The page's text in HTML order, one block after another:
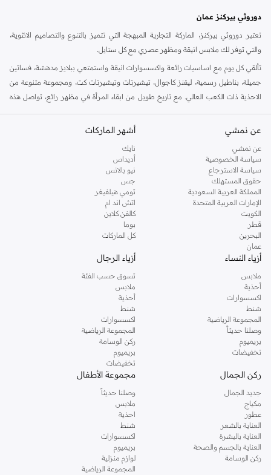
دوروثي بيركنز عمان
تعتبر دوروثي بيركنز، الماركة التجارية المبهجة التي تتميز بالتنوع والتصاميم الانثوية،
والتي توفر لك ملابس انيقة ومظهر عصري مع كل ستايل.
تألقي كل يوم مع اساسيات رائعة واكسسوارات انيقة واستمتعي ببلايز مدهشة، فساتين
جميلة، بناطيل رسمية، ليقنز كاجوال، تيشيرتات وتيشيرتات كت، ومجموعة متنوعة من
الاحذية ذات الكعب العالي. مع تاريخ طويل من ابقاء المرأة في مظهر رائع، تواصل هذه
كنت تقومين بتجديد خزانة ملابسك الملائمة للعمل، البحث عن فستان مثالي للحفلات او
اليه.
تسوقي دوروثي بيركنز اون لاين مسقط
تسوقي دوروثي بيركنز اون لاين من نمشي واستمتعي باكثر من الف ستايل من مجموعة
دوروثي بيركنز الشهيرة. تصفحي المجموعة كاملة في متجر دوروثي بيركنز اون لاين او
استخدمي القائمة لتحديد تجربة تسوق دوروثي بيركنز اون لاين. خدمة التوصيل السريعة
والدعم الاستثنائي يضمن لك تجربة تسوق ممتعة دائما مع نمشي.
عن نمشي
عن نمشي
سياسة الخصوصية
سياسة الاسترجاع
حقوق المستهلك
المملكة العربية السعودية
الإمارات العربية المتحدة
الكويت
قطر
البحرين
عمان
أشهر الماركات
نايك
أديداس
نيو بالانس
جس
تومي هيلفيغر
اتش اند ام
كالفن كلاين
بوما
كل الماركات
أزياء النساء
ملابس
أحذية
اكسسوارات
شنط
المجموعة الرياضية
وصلنا حديثاً
بريميوم
تخفيضات
أزياء الرجال
تسوق حسب الفئة
ملابس
أحذية
شنط
اكسسوارات
المجموعة الرياضية
ركن الوسامة
بريميوم
تخفيضات
ركن الجمال
جديد الجمال
مكياج
عطور
العناية بالشعر
العناية بالبشرة
العناية بالجسم والصحة
ركن الوسامة
مجموعة الأطفال
وصلنا حديثاً
ملابس
احذية
شنط
اكسسوارات
بريميوم
لوازم منزلية
المجموعة الرياضية